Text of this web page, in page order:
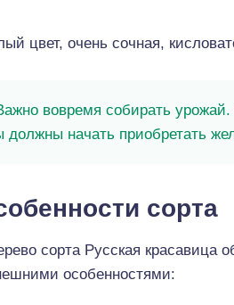
цвет, очень сочная,
вовремя собирать урожай.
начать приобретать
сорта
сорта Русская красавица
особенностями: